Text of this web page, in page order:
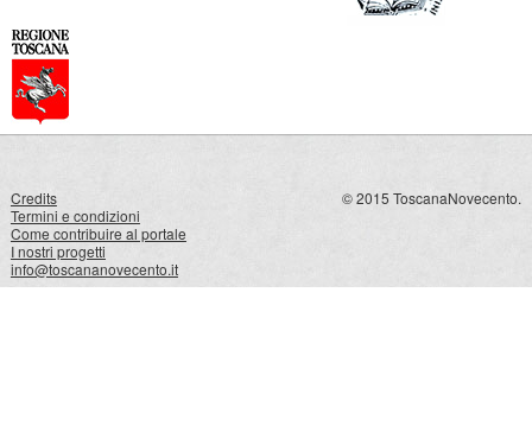
Credits
Termini e condizioni
Come contribuire al portale
I nostri progetti
info@toscananovecento.it
© 2015 ToscanaNovecento.